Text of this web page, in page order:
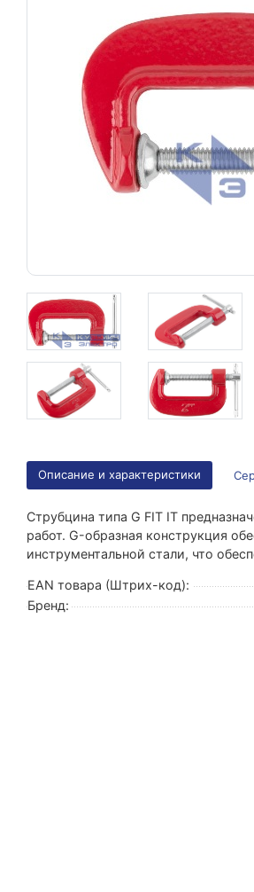
Описание и характеристики
Струбцина типа G FIT IT
работ. G-образная конструкция
инструментальной стали, что
EAN товара (Штрих-код):
Бренд: